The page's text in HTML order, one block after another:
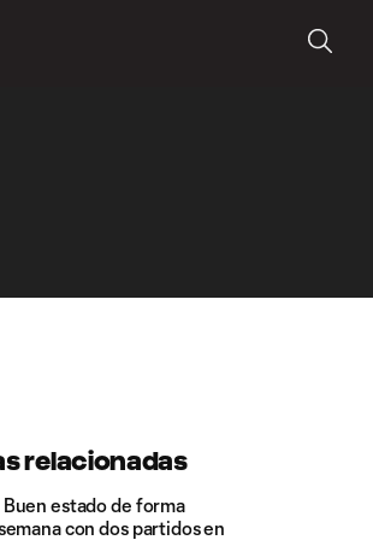
relacionadas
estado de forma
con dos partidos en